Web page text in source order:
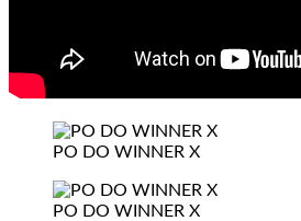
PO DO WINNER X
PO DO WINNER X